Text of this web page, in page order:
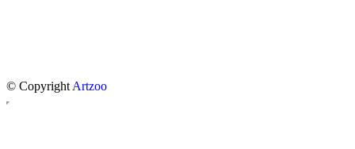
© Copyright Artzoo